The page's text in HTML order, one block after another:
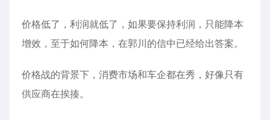
价格低了，利润就低了，如果要保持利润，只能降本
增效，至于如何降本，在郭川的信中已经给出答案。
价格战的背景下，消费市场和车企都在秀，好像只有
供应商在挨揍。